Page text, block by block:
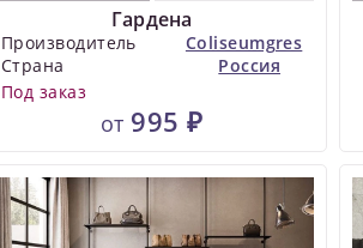
Гардена
Производитель
Coliseumgres
Страна
Россия
Под заказ
от 995 ₽